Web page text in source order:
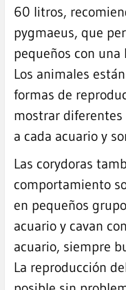
60 litros,
pygmaeus, que
pequeños con
Los animales
formas de
mostrar diferentes
a cada acuario y
Las corydoras
comportamiento
en pequeños
acuario y cavan
acuario, siempre
La reproducción